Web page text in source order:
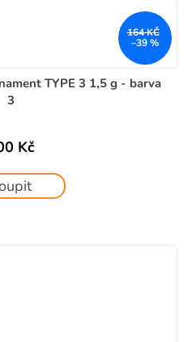
164 KČ
–39 %
TYPE 3 1,5 g - barva
3
Kč